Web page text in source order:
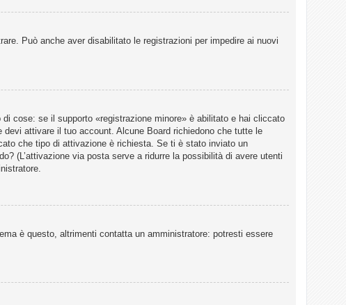
Può anche aver disabilitato le registrazioni per impedire ai nuovi
cose: se il supporto «registrazione minore» è abilitato e hai cliccato
attivare il tuo account. Alcune Board richiedono che tutte le
che tipo di attivazione è richiesta. Se ti è stato inviato un
(L’attivazione via posta serve a ridurre la possibilità di avere utenti
è questo, altrimenti contatta un amministratore: potresti essere